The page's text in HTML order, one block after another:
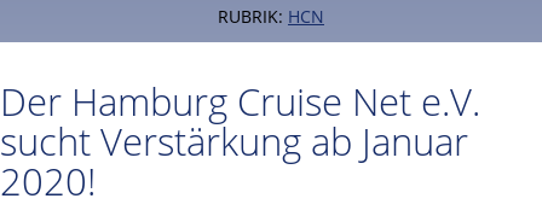
RUBRIK: HCN
Der Hamburg Cruise Net e.V.
sucht Verstärkung ab Januar
2020!